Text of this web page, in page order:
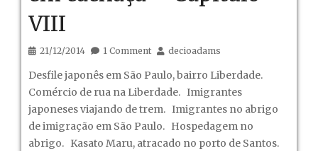
VIII
21/12/2014 1 Comment decioadams
Desfile japonês em São Paulo, bairro Liberdade.
Comércio de rua na Liberdade. Imigrantes
japoneses viajando de trem. Imigrantes no abrigo
de imigração em São Paulo. Hospedagem no
abrigo. Kasato Maru, atracado no porto de Santos.